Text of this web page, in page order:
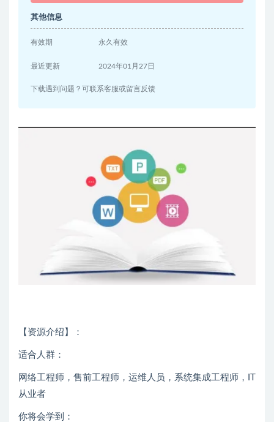
其他信息
有效期 永久有效
最近更新 2024年01月27日
下载遇到问题？可联系客服或留言反馈
【资源介绍】：
适合人群：
网络工程师，售前工程师，运维人员，系统集成工程师，IT
从业者
你将会学到：